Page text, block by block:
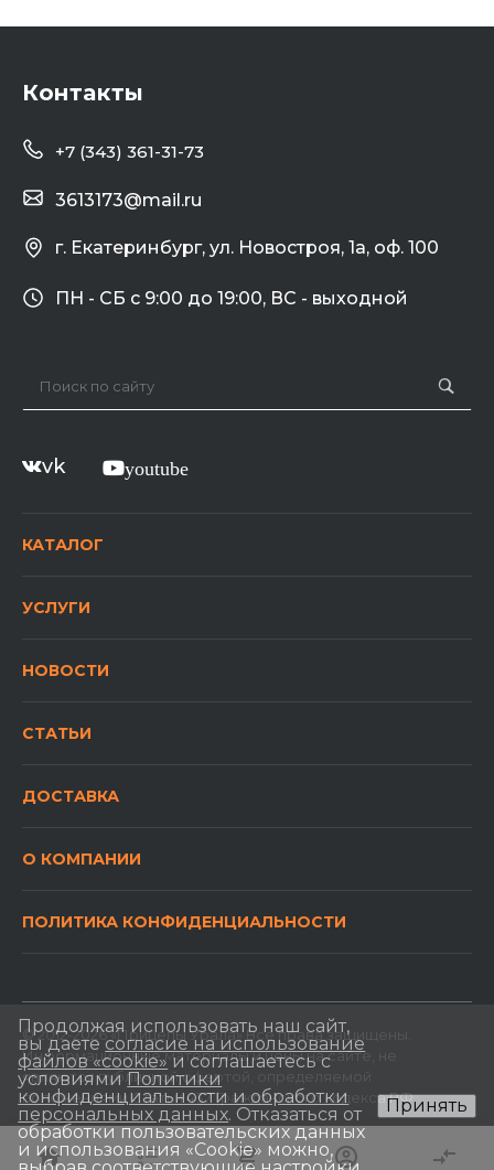
Контакты
+7 (343) 361-31-73
г. Екатеринбург, ул. Новостроя, 1а, оф. 100
3613173@mail.ru
ПН - СБ с 9:00 до 19:00, ВС - выходной
vk youtube
КАТАЛОГ
УСЛУГИ
НОВОСТИ
СТАТЬИ
ДОСТАВКА
О КОМПАНИИ
ПОЛИТИКА КОНФИДЕНЦИАЛЬНОСТИ
© 2012-2026 «Прицепы Урала» Все права защищены.
Информационные материалы и цены на сайте, не
являются публичной офертой, определяемой
положениями Статьи 437 Гражданского кодекса РФ.
Продолжая использовать наш сайт,
вы даете согласие на использование
файлов «cookie» и соглашаетесь с
условиямиПолитики
конфиденциальности и обработки
персональных данных. Отказаться от
обработки пользовательских данных
и использования «Сookie» можно,
Принять